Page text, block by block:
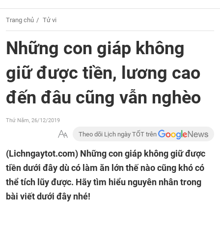
Trang chủ Tử vi
Những con giáp không
giữ được tiền, lương cao
đến đâu cũng vẫn nghèo
Thứ Năm, 26/12/2019
Theo dõi Lịch ngày TỐT trên
(Lichngaytot.com) Những con giáp không giữ được
tiền dưới đây dù có làm ăn lớn thế nào cũng khó có
thể tích lũy được. Hãy tìm hiểu nguyên nhân trong
bài viết dưới đây nhé!